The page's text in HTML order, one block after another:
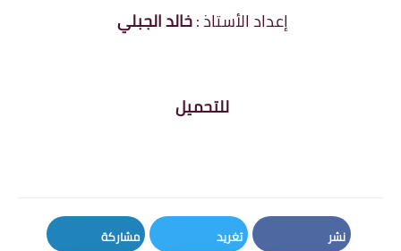
إعداد الأستاذ :خالد الجبلي
للتحميل
نشر تغريد مشاركة